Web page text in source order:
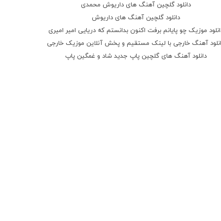
دانلود گلچین آهنگ های داریوش محمدی
دانلود گلچین آهنگ های داریوش
موزیک چو پایانم برفت اکنون بدانستم که دریایی امیر امیری
آهنگ خارجی با لینک مستقیم و پخش آنلاین موزیک خارجی
دانلود آهنگ های گلچین پاپ جدید شاد و غمگین پاپ